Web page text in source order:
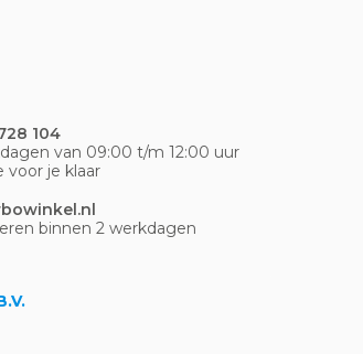
104
van 09:00 t/m 12:00 uur
voor je klaar
binnen 2 werkdagen